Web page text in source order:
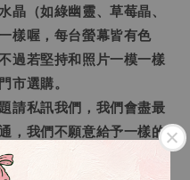
晶（如綠幽靈、草莓晶、
樣喔，每台螢幕皆有色
過若堅持和照片一模一樣
市選購。
請私訊我們，我們會盡最
，我們不願意給予一樣的